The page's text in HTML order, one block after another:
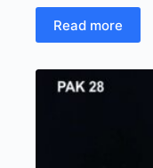
Read more